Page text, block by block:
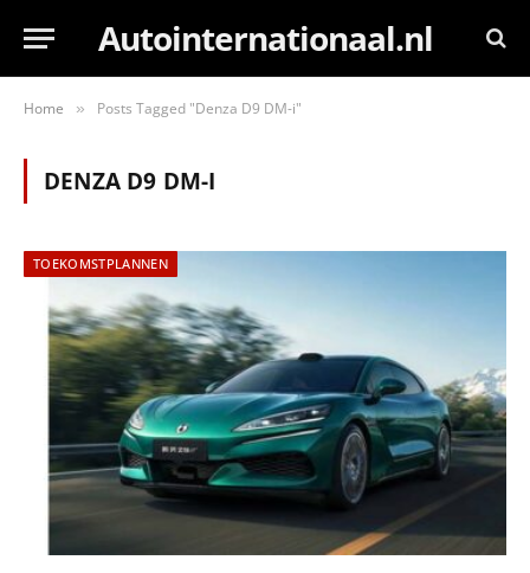
Autointernationaal.nl
Home » Posts Tagged "Denza D9 DM-i"
DENZA D9 DM-I
TOEKOMSTPLANNEN